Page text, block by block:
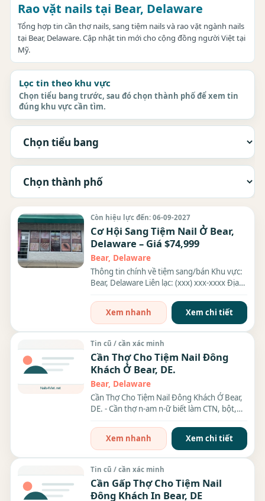
Rao vặt nails tại Bear, Delaware
Tổng hợp tin cần thợ nails, sang tiệm nails và rao vặt ngành nails
tại Bear, Delaware. Cập nhật tin mới cho cộng đồng người Việt tại
Mỹ.
Lọc tin theo khu vực
Chọn tiểu bang trước, sau đó chọn thành phố để xem tin
đúng khu vực cần tìm.
Còn hiệu lực đến: 06-09-2027
Cơ Hội Sang Tiệm Nail Ở Bear,
Delaware – Giá $74,999
Bear, Delaware
Thông tin chính về tiệm sang/bán Khu vực:
Bear, Delaware Liên lạc: (xxx) xxx-xxxx Địa
Xem nhanh
Xem chi tiết
Tin cũ / cần xác minh
Cần Thợ Cho Tiệm Nail Đông
Khách Ở Bear, DE.
Bear, Delaware
Cần Thợ Cho Tiệm Nail Đông Khách Ở Bear,
DE. - Cần thợ n-am n-ữ biết làm CTN, bột,
Xem nhanh
Xem chi tiết
Tin cũ / cần xác minh
Cần Gấp Thợ Cho Tiệm Nail
Đông Khách In Bear, DE